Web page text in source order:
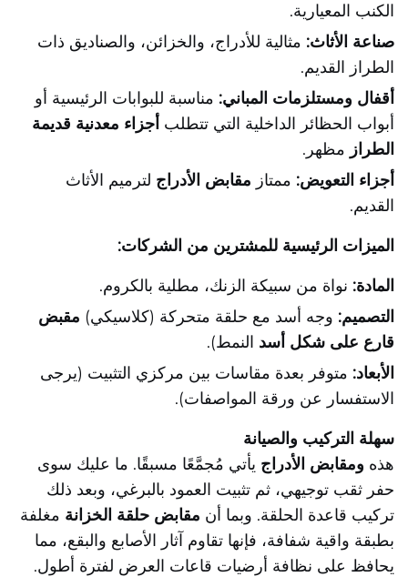
الكنب المعيارية.
صناعة الأثاث: مثالية للأدراج، والخزائن، والصناديق ذات
الطراز القديم.
أقفال ومستلزمات المباني: مناسبة للبوابات الرئيسية أو
أبواب الحظائر الداخلية التي تتطلب أجزاء معدنية قديمة
الطراز مظهر.
أجزاء التعويض: ممتاز مقابض الأدراج لترميم الأثاث
القديم.
الميزات الرئيسية للمشترين من الشركات:
المادة: نواة من سبيكة الزنك، مطلية بالكروم.
التصميم: وجه أسد مع حلقة متحركة (كلاسيكي) مقبض
قارع على شكل أسد النمط).
الأبعاد: متوفر بعدة مقاسات بين مركزي التثبيت (يرجى
الاستفسار عن ورقة المواصفات).
سهلة التركيب والصيانة
هذه ومقابض الأدراج يأتي مُجمَّعًا مسبقًا. ما عليك سوى
حفر ثقب توجيهي، ثم تثبيت العمود بالبرغي، وبعد ذلك
تركيب قاعدة الحلقة. وبما أن مقابض حلقة الخزانة مغلفة
بطبقة واقية شفافة، فإنها تقاوم آثار الأصابع والبقع، مما
يحافظ على نظافة أرضيات قاعات العرض لفترة أطول.